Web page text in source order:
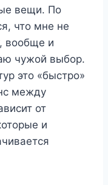
вещи. По
что мне не
вообще и
чужой выбор.
это «быстро»
между
от
и